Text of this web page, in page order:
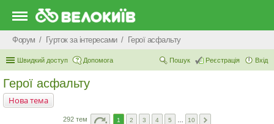
Форум Гурток за інтересами Герої асфальту
Швидкий доступ Допомога Вхід
Реєстрація
Пошук
Герої асфальту
Нова тема
292 тем 1 2 3 4 5 10